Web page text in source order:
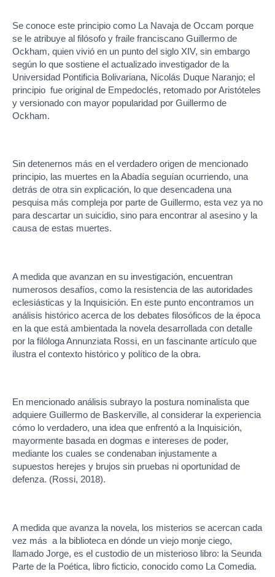
Se conoce este principio como La Navaja de Occam porque
se le atribuye al filósofo y fraile franciscano Guillermo de
Ockham, quien vivió en un punto del siglo XIV, sin embargo
según lo que sostiene el actualizado investigador de la
Universidad Pontificia Bolivariana, Nicolás Duque Naranjo; el
principio fue original de Empedoclés, retomado por Aristóteles
y versionado con mayor popularidad por Guillermo de
Ockham.
Sin detenernos más en el verdadero origen de mencionado
principio, las muertes en la Abadía seguían ocurriendo, una
detrás de otra sin explicación, lo que desencadena una
pesquisa más compleja por parte de Guillermo, esta vez ya no
para descartar un suicidio, sino para encontrar al asesino y la
causa de estas muertes.
A medida que avanzan en su investigación, encuentran
numerosos desafíos, como la resistencia de las autoridades
eclesiásticas y la Inquisición. En este punto encontramos un
análisis histórico acerca de los debates filosóficos de la época
en la que está ambientada la novela desarrollada con detalle
por la filóloga Annunziata Rossi, en un fascinante artículo que
ilustra el contexto histórico y político de la obra.
En mencionado análisis subrayo la postura nominalista que
adquiere Guillermo de Baskerville, al considerar la experiencia
cómo lo verdadero, una idea que enfrentó a la Inquisición,
mayormente basada en dogmas e intereses de poder,
mediante los cuales se condenaban injustamente a
supuestos herejes y brujos sin pruebas ni oportunidad de
defenza. (Rossi, 2018).
A medida que avanza la novela, los misterios se acercan cada
vez más a la biblioteca en dónde un viejo monje ciego,
llamado Jorge, es el custodio de un misterioso libro: la Seunda
Parte de la Poética, libro ficticio, conocido como La Comedia.